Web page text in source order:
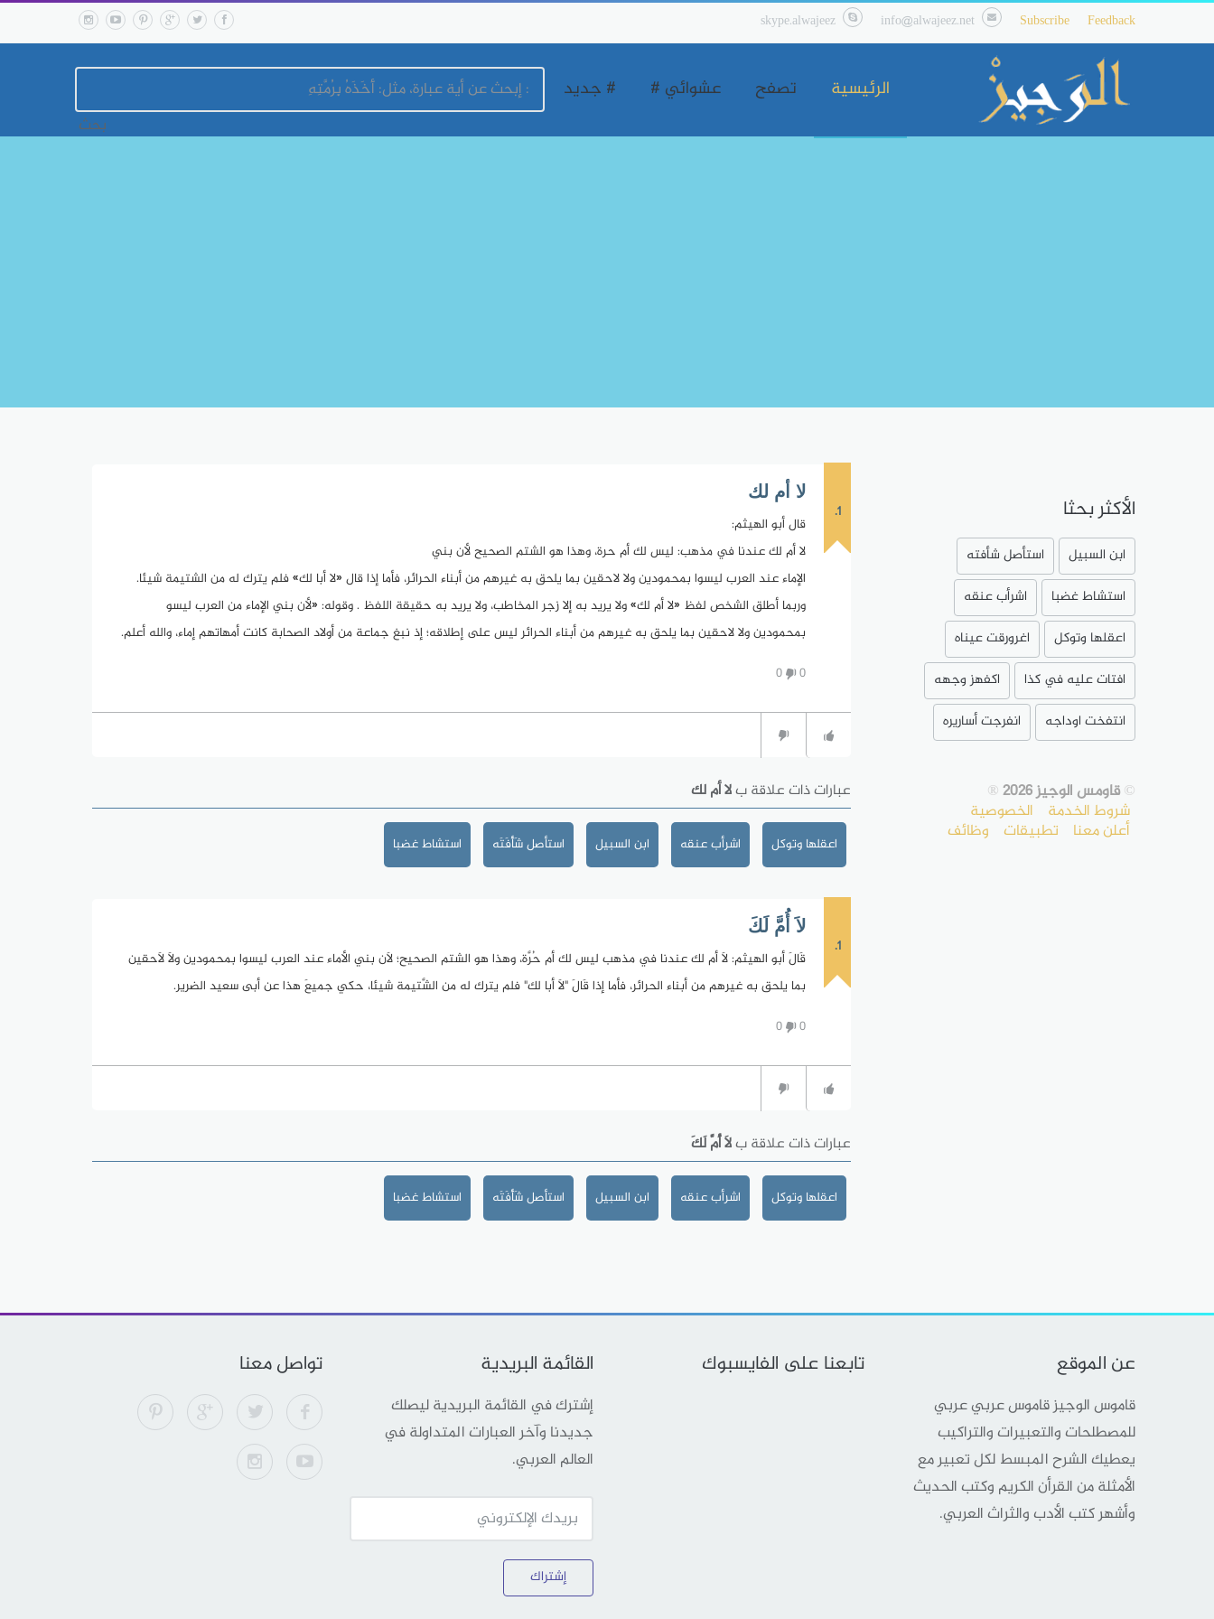
Feedback
Subscribe
info@alwajeez.net
skype.alwajeez
الرئيسية تصفح عشوائي # # جديد
1.
لا أم لك
قال أبو الهيثم:
لا أم لك عندنا في مذهب: ليس لك أم حرة، وهذا هو الشتم الصحيح لأن بني
الإماء عند العرب ليسوا بمحمودين ولا لاحقين بما يلحق به غيرهم من أبناء الحرائر، فأما إذا قال «لا أبا لك» فلم يترك له من الشتيمة شيئا.
وربما أطلق الشخص لفظ «لا أم لك» ولا يريد به إلا زجر المخاطب، ولا يريد به حقيقة اللفظ . وقوله: «لأن بني الإماء من العرب ليسو
بمحمودين ولا لاحقين بما يلحق به غيرهم من أبناء الحرائر ليس على إطلاقه؛ إذ نبغ جماعة من أولاد الصحابة كانت أمهاتهم إماء، والله أعلم.
0
0
عبارات ذات علاقة بلا أم لك
اعقلها وتوكل اشرأب عنقه ابن السبيل استأصل شَأْفَتَه استشاط غضبا
1.
لاَ أُمَّ لَكَ
قَالَ أبو الهيثم: لاَ أم لك عندنا في مذهب ليس لك أم حُرَّة، وهذا هو الشتم الصحيح؛ لاَن بني الأماء عند العرب ليسوا بمحمودين ولاَ لاَحقين
بما يلحق به غيرهم من أبناء الحرائر، فأما إذا قَالَ "لاَ أبا لك" فلم يترك له من الشَّتيمة شيئا، حكي جميعَ هذا عن أبى سعيد الضرير.
0
0
عبارات ذات علاقة بلاَ أُمَّ لَكَ
اعقلها وتوكل اشرأب عنقه ابن السبيل استأصل شَأْفَتَه استشاط غضبا
الأكثر بحثا
ابن السبيل
استأصل شأفته
استشاط غضبا
اشرأب عنقه
اعقلها وتوكل
اغرورقت عيناه
افتات عليه في كذا
اكفهز وجهه
انتفخت اوداجه
انفرجت أساريره
©قاومس الوجيز 2026 ®
شروط الخدمة الخصوصية
أعلن معنا تطبيقات وظائف
عن الموقع
قاموس الوجيز قاموس عربي عربي
للمصطلحات والتعبيرات والتراكيب
يعطيك الشرح المبسط لكل تعبير مع
الأمثلة من القرأن الكريم وكتب الحديث
وأشهر كتب الأدب والثراث العربي.
تابعنا على الفايسبوك القائمة البريدية
إشترك في القائمة البريدية ليصلك
جديدنا وآخر العبارات المتداولة في
العالم العربي.
إشتراك
تواصل معنا